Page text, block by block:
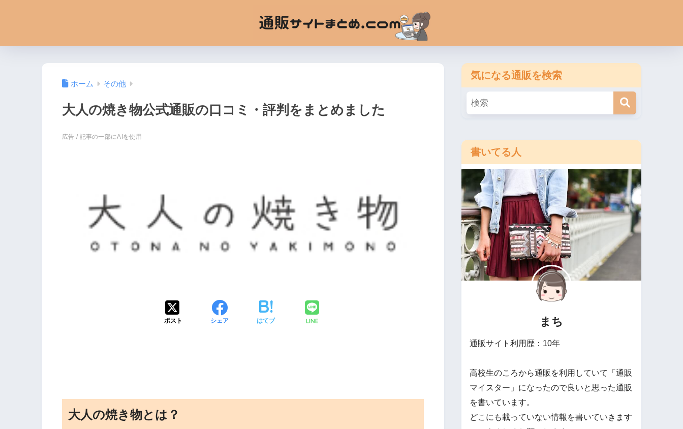
ホーム その他
大人の焼き物公式通販の口コミ・評判をまとめました
ポスト シェア はてブ LINE
大人の焼き物とは？
気になる通販を検索
書いてる人
まち
通販サイト利用歴：10年
高校生のころから通販を利用していて「通販
マイスター」になったので良いと思った通販
を書いています。
どこにも載っていない情報を書いていきます